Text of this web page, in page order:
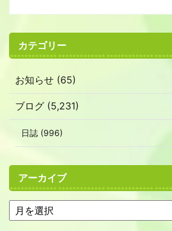
カテゴリー
お知らせ (65)
ブログ (5,231)
日誌 (996)
アーカイブ